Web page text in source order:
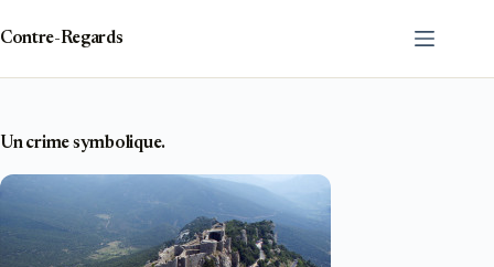
contenu
Contre-Regards
Un crime symbolique.